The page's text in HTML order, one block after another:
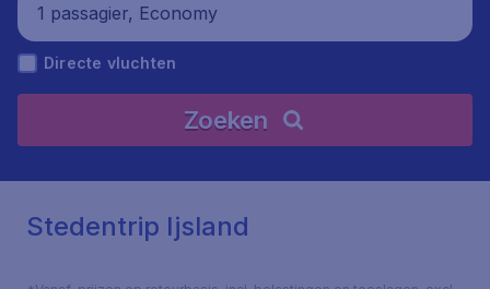
1 passagier, Economy
Directe vluchten
Zoeken
Stedentrip Ijsland